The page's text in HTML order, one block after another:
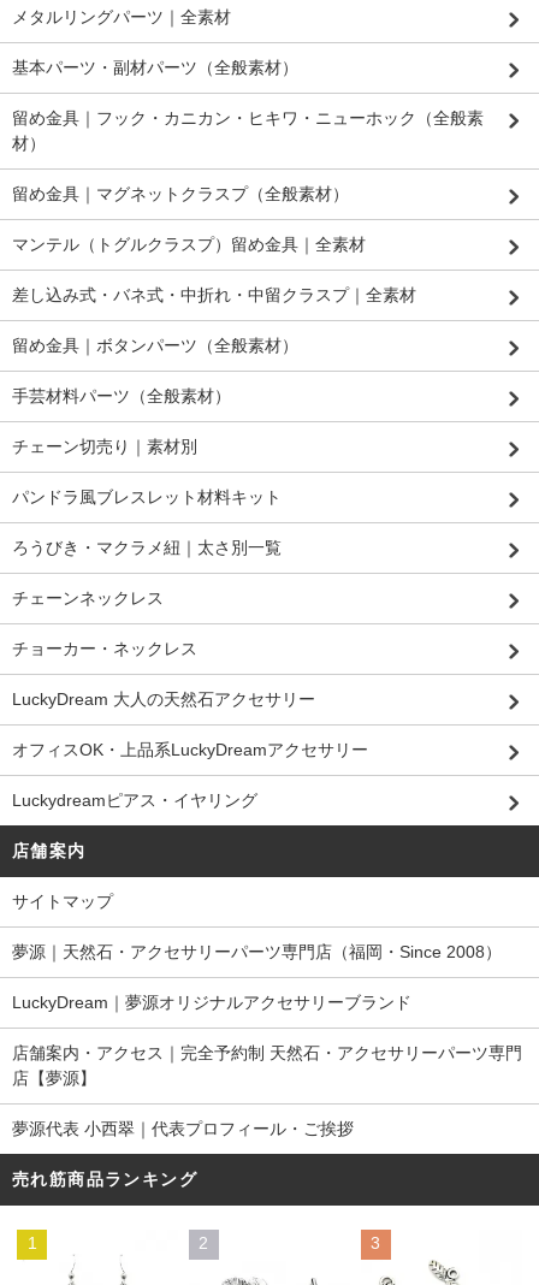
メタルリングパーツ｜全素材
基本パーツ・副材パーツ（全般素材）
留め金具｜フック・カニカン・ヒキワ・ニューホック（全般素
材）
留め金具｜マグネットクラスプ（全般素材）
マンテル（トグルクラスプ）留め金具｜全素材
差し込み式・バネ式・中折れ・中留クラスプ｜全素材
留め金具｜ボタンパーツ（全般素材）
手芸材料パーツ（全般素材）
チェーン切売り｜素材別
パンドラ風ブレスレット材料キット
ろうびき・マクラメ紐｜太さ別一覧
チェーンネックレス
チョーカー・ネックレス
LuckyDream 大人の天然石アクセサリー
オフィスOK・上品系LuckyDreamアクセサリー
Luckydreamピアス・イヤリング
店舗案内
サイトマップ
夢源｜天然石・アクセサリーパーツ専門店（福岡・Since 2008）
LuckyDream｜夢源オリジナルアクセサリーブランド
店舗案内・アクセス｜完全予約制 天然石・アクセサリーパーツ専門
店【夢源】
夢源代表 小西翠｜代表プロフィール・ご挨拶
売れ筋商品ランキング
1 2 3